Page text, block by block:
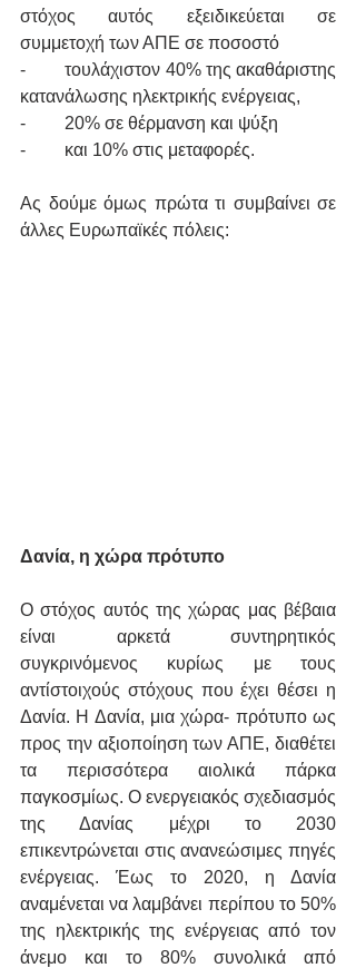
στόχος αυτός εξειδικεύεται σε
συμμετοχή των ΑΠΕ σε ποσοστό
-	τουλάχιστον 40% της ακαθάριστης
κατανάλωσης ηλεκτρικής ενέργειας,
-	20% σε θέρμανση και ψύξη
-	και 10% στις μεταφορές.
Ας δούμε όμως πρώτα τι συμβαίνει σε
άλλες Ευρωπαϊκές πόλεις:
Δανία, η χώρα πρότυπο
Ο στόχος αυτός της χώρας μας βέβαια
είναι αρκετά συντηρητικός
συγκρινόμενος κυρίως με τους
αντίστοιχούς στόχους που έχει θέσει η
Δανία. Η Δανία, μια χώρα- πρότυπο ως
προς την αξιοποίηση των ΑΠΕ, διαθέτει
τα περισσότερα αιολικά πάρκα
παγκοσμίως. Ο ενεργειακός σχεδιασμός
της Δανίας μέχρι το 2030
επικεντρώνεται στις ανανεώσιμες πηγές
ενέργειας. Έως το 2020, η Δανία
αναμένεται να λαμβάνει περίπου το 50%
της ηλεκτρικής της ενέργειας από τον
άνεμο και το 80% συνολικά από